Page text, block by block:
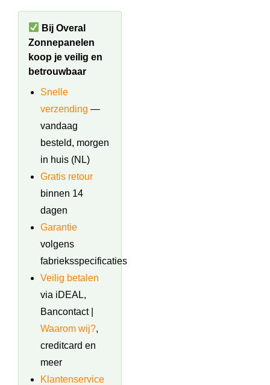
Bij Overal
Zonnepanelen
koop je veilig en
betrouwbaar
Snelle
verzending —
vandaag
besteld, morgen
in huis (NL)
Gratis retour
binnen 14
dagen
Garantie
volgens
fabrieksspecificaties
Veilig betalen
via iDEAL,
Bancontact |
Waarom wij?,
creditcard en
meer
Klantenservice